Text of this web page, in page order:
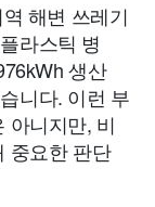
해변 쓰레기
라스틱 병
생산
니다. 이런 부
아니지만, 비
중요한 판단